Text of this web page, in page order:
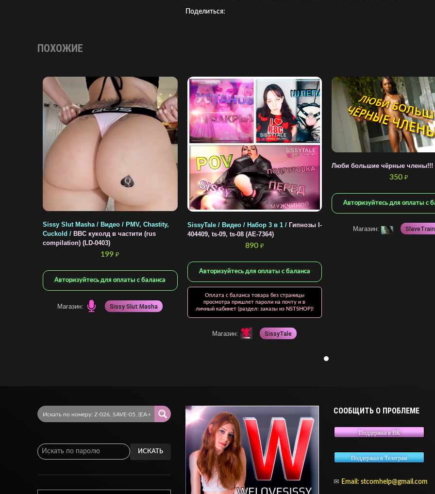
Поделиться:
ПОХОЖИЕ
Sissy Slut Masha / Видео / PMV, Chastity,
Cuckold / BBC куколд в частити (rus
compilation) (LD-0403)
199₽
Авторизуйтесь для оплаты с баланса
Магазин: Sissy Slut Masha
SissyTale / Видео / Набор 3 в 1 / Гипнозы I-
404409, ts-09, ts-08 (AE-7364)
890 ₽
Авторизуйтесь для оплаты с баланса
Оплата с баланса товара без страницы
просмотра пришлет пароли на почту и в
личный кабинет (раздел: заказы из NSTSHOP)!
Магазин: SissyTale
Люби большие чёрные члены!!!
350₽
Авторизуйтесь для оплаты с
Магазин:
ИСКАТЬ
СООБЩИТЬ О ПРОБЛЕМЕ
Поддержка в ВК
Поддержка в Телеграм
✉ Email: stcomhelp@gmail.com